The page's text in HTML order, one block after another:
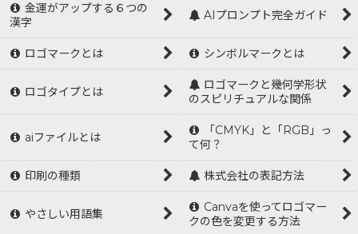
金運がアップする６つの
漢字
AIプロンプト完全ガイド
ロゴマークとは シンボルマークとは
ロゴタイプとは
ロゴマークと幾何学形状
のスピリチュアルな関係
aiファイルとは
「CMYK」と「RGB」っ
て何？
印刷の種類 株式会社の表記方法
やさしい用語集
Canvaを使ってロゴマー
クの色を変更する方法